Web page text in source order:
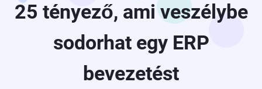
25 tényező, ami veszélybe
sodorhat egy ERP
bevezetést